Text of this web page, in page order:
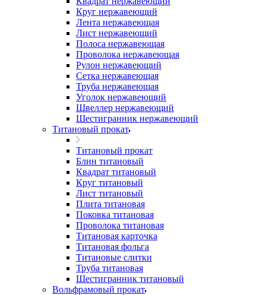
Круг нержавеющий
Лента нержавеющая
Лист нержавеющий
Полоса нержавеющая
Проволока нержавеющая
Рулон нержавеющий
Сетка нержавеющая
Труба нержавеющая
Уголок нержавеющий
Швеллер нержавеющий
Шестигранник нержавеющий
Титановый прокат
Титановый прокат
Блин титановый
Квадрат титановый
Круг титановый
Лист титановый
Плита титановая
Поковка титановая
Проволока титановая
Титановая карточка
Титановая фольга
Титановые слитки
Труба титановая
Шестигранник титановый
Вольфрамовый прокат